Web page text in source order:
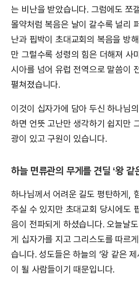
는 비난을 받았습니다. 그럼에도 쪼
몰약처럼 복음은 날이 갈수록 널리
난과 핍박이 초대교회의 복음을 방
만 그럴수록 성령의 힘은 더해져 사
시아를 넘어 유럽 전역으로 말씀이
펼쳐졌습니다.
이것이 십자가에 담아 두신 하나님의
하면 언뜻 고난만 생각하기 쉽지만
광이 있고 구원이 있습니다.
하늘 면류관의 무게를 견딜 ‘왕 같
하나님께서 어려운 길도 평탄하게,
주실 수 있지만 초대교회 당시에도
음이 전파되게 하셨습니다. 오늘날
게 십자가를 지고 그리스도를 따르
습니다. 성도들은 하늘의 ‘왕 같은
이 될 사람들이기 때문입니다.